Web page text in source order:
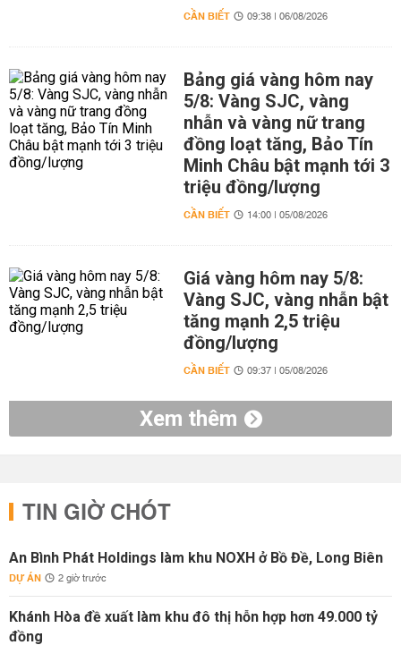
CẦN BIẾT 09:38 | 06/08/2026
Bảng giá vàng hôm nay
5/8: Vàng SJC, vàng
nhẫn và vàng nữ trang
đồng loạt tăng, Bảo Tín
Minh Châu bật mạnh tới 3
triệu đồng/lượng
CẦN BIẾT 14:00 | 05/08/2026
Giá vàng hôm nay 5/8:
Vàng SJC, vàng nhẫn bật
tăng mạnh 2,5 triệu
đồng/lượng
CẦN BIẾT 09:37 | 05/08/2026
Xem thêm
TIN GIỜ CHÓT
An Bình Phát Holdings làm khu NOXH ở Bồ Đề, Long Biên
DỰ ÁN 2 giờ trước
Khánh Hòa đề xuất làm khu đô thị hỗn hợp hơn 49.000 tỷ
đồng